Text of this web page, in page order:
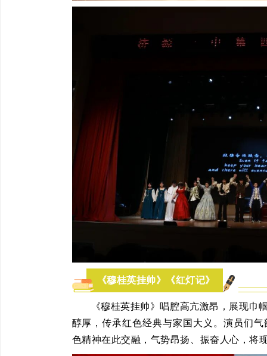
《穆桂英挂帅》《红灯记》
《穆桂英挂帅》唱腔高亢激昂，展现
醇厚，传承红色经典与家国大义。演员们
色精神在此交融，气势昂扬、振奋人心，将